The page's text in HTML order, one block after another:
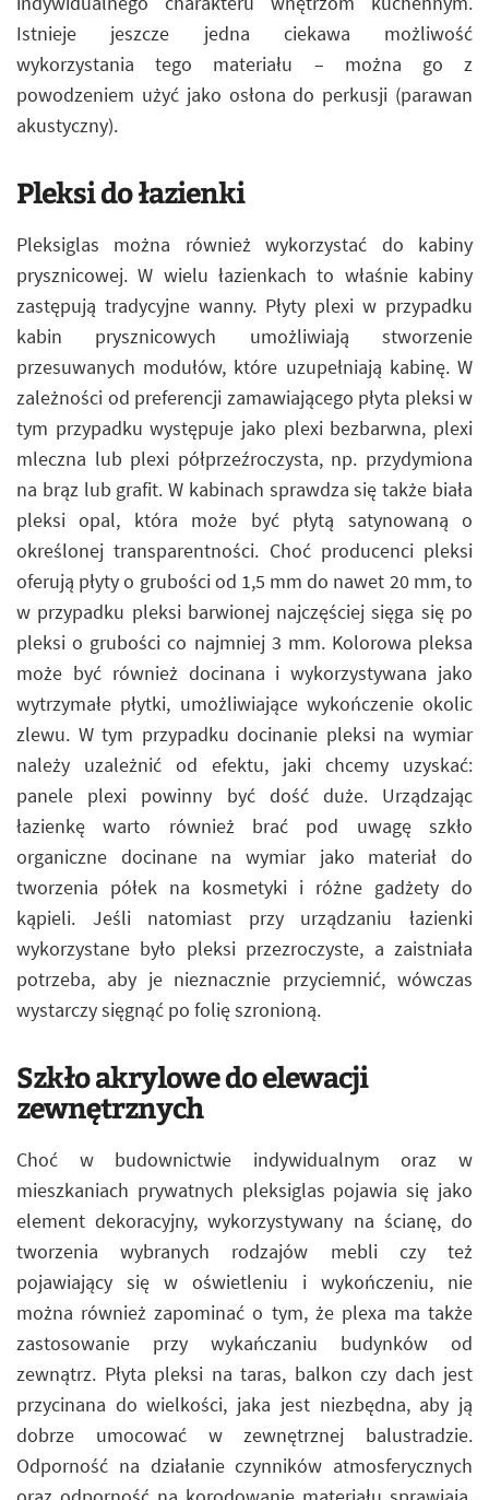
Istnieje jeszcze jedna ciekawa możliwość
wykorzystania tego materiału – można go z
powodzeniem użyć jako osłona do perkusji (parawan
akustyczny).
Pleksi do łazienki
Pleksiglas można również wykorzystać do kabiny
prysznicowej. W wielu łazienkach to właśnie kabiny
zastępują tradycyjne wanny. Płyty plexi w przypadku
kabin prysznicowych umożliwiają stworzenie
przesuwanych modułów, które uzupełniają kabinę. W
zależności od preferencji zamawiającego płyta pleksi w
tym przypadku występuje jako plexi bezbarwna, plexi
mleczna lub plexi półprzeźroczysta, np. przydymiona
na brąz lub grafit. W kabinach sprawdza się także biała
pleksi opal, która może być płytą satynowaną o
określonej transparentności. Choć producenci pleksi
oferują płyty o grubości od 1,5 mm do nawet 20 mm, to
w przypadku pleksi barwionej najczęściej sięga się po
pleksi o grubości co najmniej 3 mm. Kolorowa pleksa
może być również docinana i wykorzystywana jako
wytrzymałe płytki, umożliwiające wykończenie okolic
zlewu. W tym przypadku docinanie pleksi na wymiar
należy uzależnić od efektu, jaki chcemy uzyskać:
panele plexi powinny być dość duże. Urządzając
łazienkę warto również brać pod uwagę szkło
organiczne docinane na wymiar jako materiał do
tworzenia półek na kosmetyki i różne gadżety do
kąpieli. Jeśli natomiast przy urządzaniu łazienki
wykorzystane było pleksi przezroczyste, a zaistniała
potrzeba, aby je nieznacznie przyciemnić, wówczas
wystarczy sięgnąć po folię szronioną.
Szkło akrylowe do elewacji
zewnętrznych
Choć w budownictwie indywidualnym oraz w
mieszkaniach prywatnych pleksiglas pojawia się jako
element dekoracyjny, wykorzystywany na ścianę, do
tworzenia wybranych rodzajów mebli czy też
pojawiający się w oświetleniu i wykończeniu, nie
można również zapominać o tym, że plexa ma także
zastosowanie przy wykańczaniu budynków od
zewnątrz. Płyta pleksi na taras, balkon czy dach jest
przycinana do wielkości, jaka jest niezbędna, aby ją
dobrze umocować w zewnętrznej balustradzie.
Odporność na działanie czynników atmosferycznych